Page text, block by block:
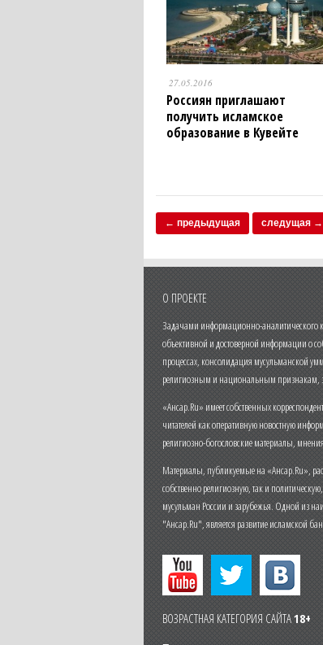
27.05.2016
Россиян приглашают
получить исламское
образование в Кувейте
← предыдущая следущая →
О ПРОЕКТЕ
Задачами информационно-аналитического
объективной и достоверной информации о
процессах, консолидация мусульманской
религиозным и национальным признакам,
«Ансар.Ru» имеет собственных
читателей как оперативную новостную
религиозно-богословские материалы,
Материалы, публикуемые на «Ансар.Ru»,
собственно религиозную, так и
мусульман России и зарубежья. Одной из
"Ансар.Ru", является развитие исламской
ВОЗРАСТНАЯ КАТЕГОРИЯ САЙТА18+